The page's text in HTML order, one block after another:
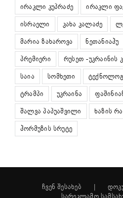
ირაკლი კუპრაძე
ირაკლი
ისრაელი
კახა კალაძე
მარია ზახაროვა
ნეთანიაჰუ
პრემიერი
რუსეთ -უკრაინის
საია
სომხეთი
ტრამპი
უკრაინა
შალვა პაპუაშვილი
ხაზის
ჰორმუზის სრუტე
ჩვენ შესახებ